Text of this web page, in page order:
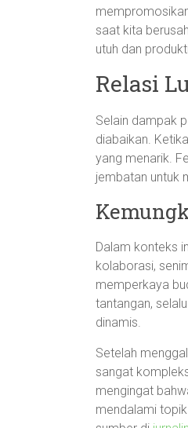
saat kita
utuh dan
Relasi
Selain dampak
diabaikan.
yang menarik.
jembatan untuk
Dalam konteks
kolaborasi,
memperkaya
tantangan,
dinamis.
Setelah
sangat
mengingat
mendalami